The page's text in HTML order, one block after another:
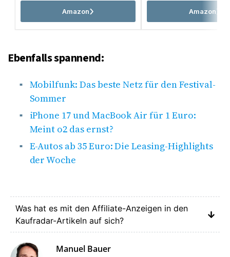
Amazon Amazon
Ebenfalls spannend:
Mobilfunk: Das beste Netz für den Festival-
Sommer
iPhone 17 und MacBook Air für 1 Euro:
Meint o2 das ernst?
E-Autos ab 35 Euro: Die Leasing-Highlights
der Woche
Was hat es mit den Affiliate-Anzeigen in den
Kaufradar-Artikeln auf sich?
Manuel Bauer